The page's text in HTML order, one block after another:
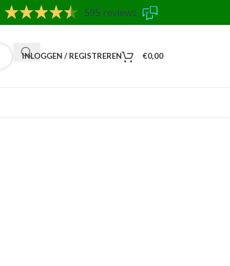
595 reviews
INLOGGEN / REGISTREREN €0,00